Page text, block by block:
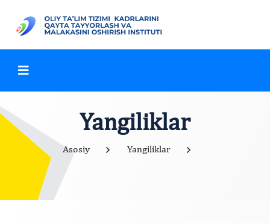
Yangiliklar
Asosiy Yangiliklar